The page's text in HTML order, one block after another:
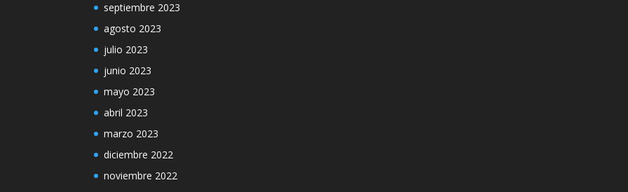
septiembre 2023
agosto 2023
julio 2023
junio 2023
mayo 2023
abril 2023
marzo 2023
diciembre 2022
noviembre 2022